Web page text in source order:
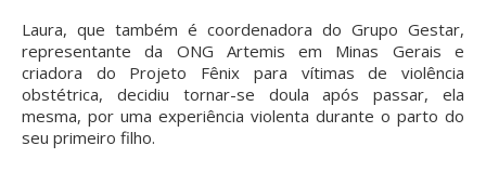
Laura, que também é coordenadora do Grupo Gestar,
representante da ONG Artemis em Minas Gerais e
criadora do Projeto Fênix para vítimas de violência
obstétrica, decidiu tornar-se doula após passar, ela
mesma, por uma experiência violenta durante o parto do
seu primeiro filho.